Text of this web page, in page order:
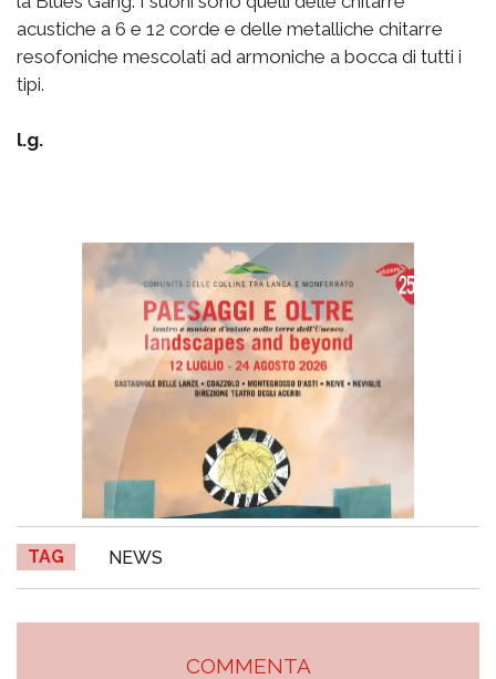
acustiche a 6 e 12 corde e delle metalliche chitarre
resofoniche mescolati ad armoniche a bocca di tutti i
tipi.
l.g.
TAG NEWS
COMMENTA